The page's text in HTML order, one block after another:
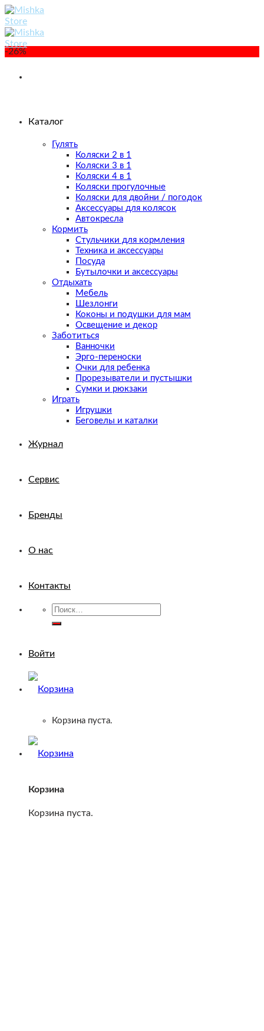
Skip
to
content
Каталог
Гулять
Коляски 2 в 1
Коляски 3 в 1
Коляски 4 в 1
Коляски прогулочные
Коляски для двойни / погодок
Аксессуары для колясок
Автокресла
Кормить
Стульчики для кормления
Техника и аксессуары
Посуда
Бутылочки и аксессуары
Отдыхать
Мебель
Шезлонги
Коконы и подушки для мам
Освещение и декор
Заботиться
Ванночки
Эрго-переноски
Очки для ребенка
Прорезыватели и пустышки
Сумки и рюкзаки
Играть
Игрушки
Беговелы и каталки
Журнал
Сервис
Бренды
О нас
Контакты
Искать:
Войти
Корзина пуста.
Корзина
Корзина пуста.
-26%